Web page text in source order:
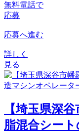
無料電話で
応募
応募へ進む
詳しく
見る
【埼玉県深
脂混合シー